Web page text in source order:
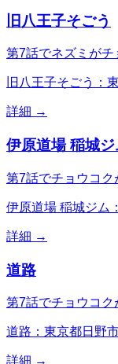
旧八王子そごう
第7話でネズミが
旧八王子そごう：
詳細 →
伊原道場 稲城ジ
第7話でチョウコク
伊原道場 稲城ジム
詳細 →
道路
第7話でチョウコ
道路：東京都日野
詳細 →